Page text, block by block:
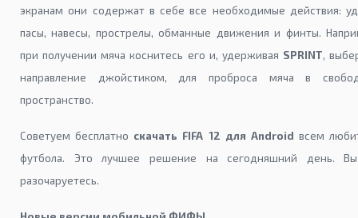
экранам они содержат в себе все необходимые действия:
пасы, навесы, прострелы, обманные движения и финты.
при получении мяча коснитесь его и, удерживая SPRINT,
направление джойстиком, для проброса мяча в
пространство.
Советуем бесплатно скачать FIFA 12 для Android всем
футбола. Это лучшее решение на сегодняшний день.
разочаруетесь.